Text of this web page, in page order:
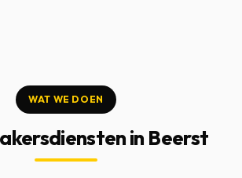
WAT WE DOEN
in Beerst